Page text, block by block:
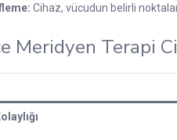
Cihaz, vücudun belirli
Meridyen Terapi